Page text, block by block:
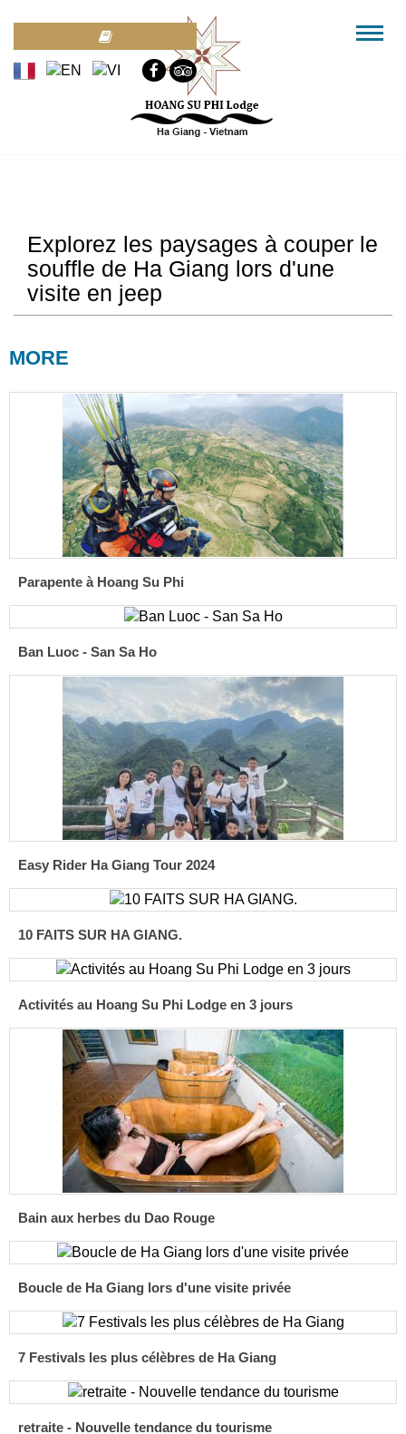
Explorez les paysages à couper le
souffle de Ha Giang lors d'une
visite en jeep
MORE
Parapente à Hoang Su Phi
Ban Luoc - San Sa Ho
Easy Rider Ha Giang Tour 2024
10 FAITS SUR HA GIANG.
Activités au Hoang Su Phi Lodge en 3 jours
Bain aux herbes du Dao Rouge
Boucle de Ha Giang lors d'une visite privée
7 Festivals les plus célèbres de Ha Giang
retraite - Nouvelle tendance du tourisme